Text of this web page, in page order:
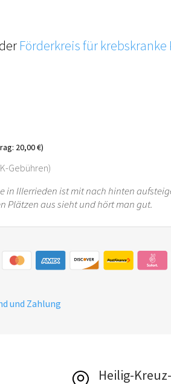
Förderkreis für krebskranke
20,00 €)
Gebühren)
in Illerrieden ist mit nach hinten
Plätzen aus sieht und hört man gut.
und Zahlung
Heilig-